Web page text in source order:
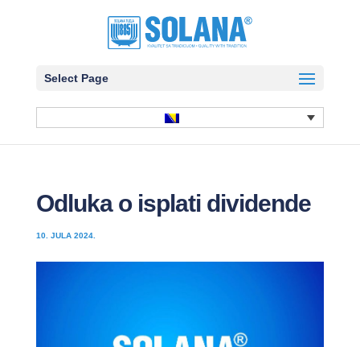
Select Page
Odluka o isplati dividende
10. JULA 2024.